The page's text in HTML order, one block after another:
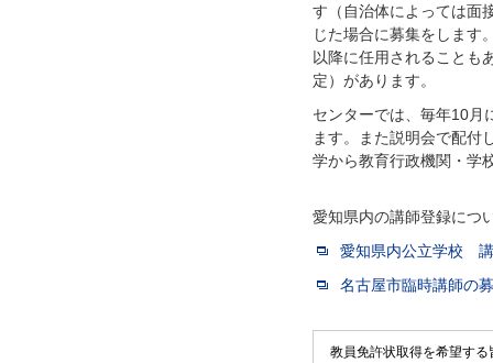
す（自治体によっては面
じた場合に募集をします
以降に任用されることも
定）があります。
センターでは、毎年10月
ます。また説明会で配付
学から教育行政機関・学
愛知県内の講師登録につ
愛知県内公立学校
名古屋市臨時講師の
教員免許状取得を希望する